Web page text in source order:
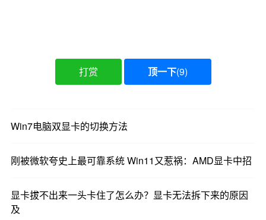
打赏 顶一下(9)
Win7电脑双显卡的切换方法
刚被微软夸史上最可靠系统 Win11又惹祸：AMD显卡中招
显卡拔不出来一头卡住了怎么办？显卡无法拆下来的原因
及